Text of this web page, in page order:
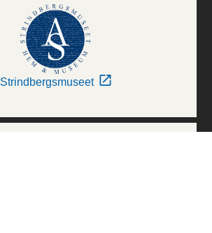
Strindbergsmuseet